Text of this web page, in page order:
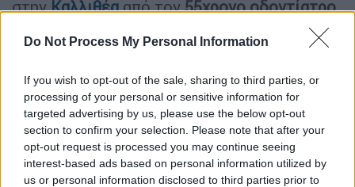
Do Not Process My Personal Information
If you wish to opt-out of the sale, sharing to third parties, or
processing of your personal or sensitive information for
targeted advertising by us, please use the below opt-out
section to confirm your selection. Please note that after your
opt-out request is processed you may continue seeing
interest-based ads based on personal information utilized by
us or personal information disclosed to third parties prior to
στην Καλλιθέααπό τον55χρονο οδοντίατρο
ανέφερε ως αστυνομικούςπως στην
πραγματικότητα θέλανε να φωτογραφίσουν
ένα μαγαζί το οποίο βρίσκεται στο ισόγειο
τηςπολυκατοικίαςκαι το οποίο ήταν προς
ενοικίαση.